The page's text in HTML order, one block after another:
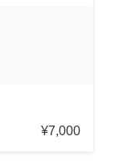
¥7,000